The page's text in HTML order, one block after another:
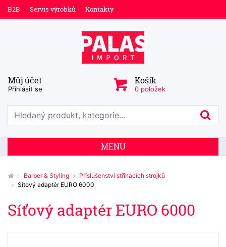
B2B Servis výrobků Kontakty
Můj účet
Přihlásit se
Košík
0 položek
Prohledat web
MENU
Barber & Styling
Příslušenství střihacích strojků
Síťový adaptér EURO 6000
Síťový adaptér EURO 6000